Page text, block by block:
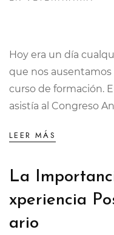
Hoy era un día
que nos ausentamos
curso de formación.
asistía al Congreso
LEER MÁS
La
Xperiencia
Ario